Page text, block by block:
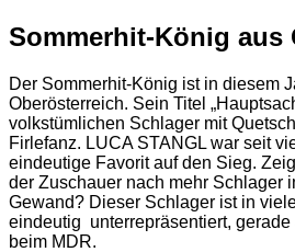
Sommerhit-König aus
Der Sommerhit-König ist in diesem
Oberösterreich. Sein Titel
volkstümlichen Schlager mit
Firlefanz. LUCA STANGL war seit
eindeutige Favorit auf den Sieg.
der Zuschauer nach mehr Schlager
Gewand? Dieser Schlager ist in
eindeutig unterrepräsentiert, gerade
beim MDR.